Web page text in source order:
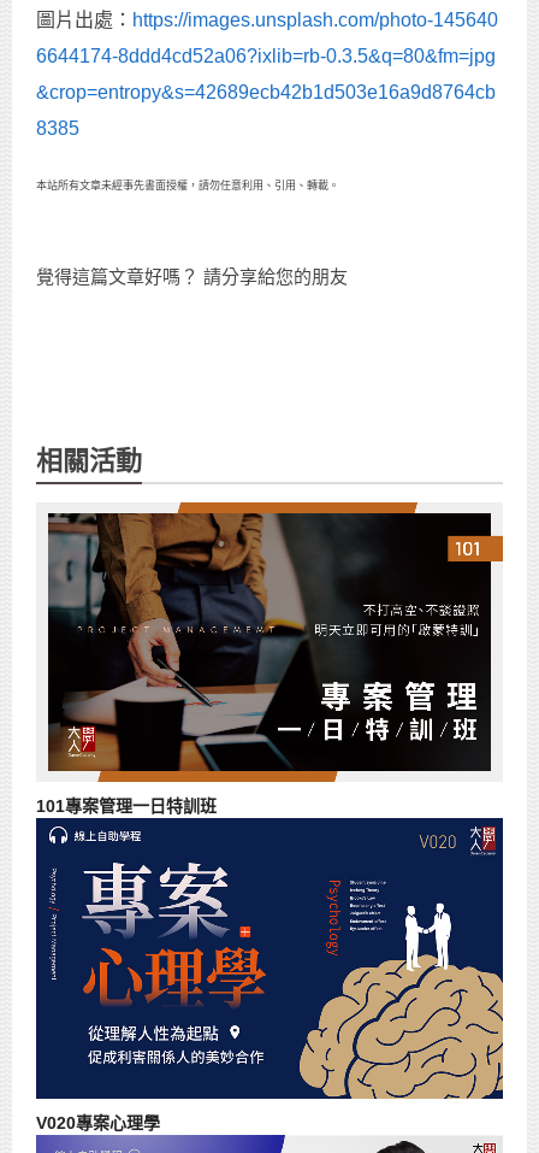
圖片出處： https://images.unsplash.com/photo-145640
6644174-8ddd4cd52a06?ixlib=rb-0.3.5&q=80&fm=jpg
&crop=entropy&s=42689ecb42b1d503e16a9d8764cb
8385
本站所有文章未經事先書面授權，請勿任意利用、引用、轉載。
覺得這篇文章好嗎？ 請分享給您的朋友
相關活動
101專案管理一日特訓班
V020專案心理學